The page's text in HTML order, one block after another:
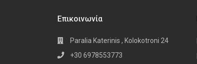
Επικοινωνία
Paralia Katerinis , Kolokotroni 24
+30 6978553773